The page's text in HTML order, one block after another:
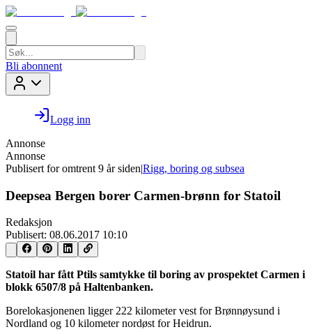
Bli abonnent
Logg inn
Annonse
Annonse
Publisert for omtrent 9 år siden|Rigg, boring og subsea
Deepsea Bergen borer Carmen-brønn for Statoil
Redaksjon
Publisert: 08.06.2017 10:10
Statoil har fått Ptils samtykke til boring av prospektet Carmen i
blokk 6507/8 på Haltenbanken.
Borelokasjonenen ligger 222 kilometer vest for Brønnøysund i
Nordland og 10 kilometer nordøst for Heidrun.